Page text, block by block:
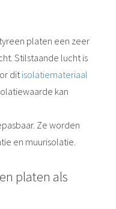
platen een zeer
Stilstaande lucht is
dit isolatiemateriaal
kan
Ze worden
en muurisolatie.
platen als